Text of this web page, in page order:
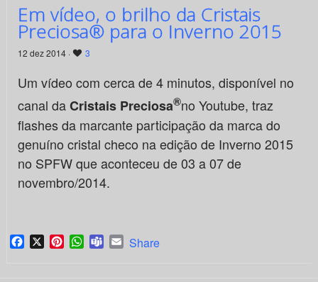
Em vídeo, o brilho da Cristais
Preciosa® para o Inverno 2015
12 dez 2014 · 3
Um vídeo com cerca de 4 minutos, disponível no
canal daCristais Preciosa®no Youtube, traz
flashes da marcante participação da marca do
genuíno cristal checo na edição de Inverno 2015
no SPFW que aconteceu de 03 a 07 de
novembro/2014.
Facebook
X PinterestWhatsApp
TeamsEmail
Share